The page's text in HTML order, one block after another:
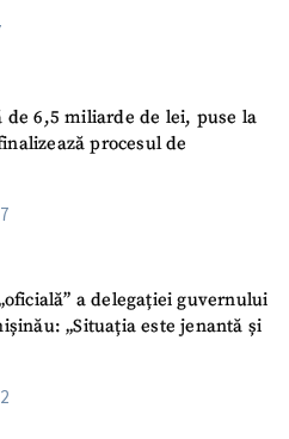
6,5 miliarde de lei, puse la
procesul de
a delegației guvernului
„Situația este jenantă și